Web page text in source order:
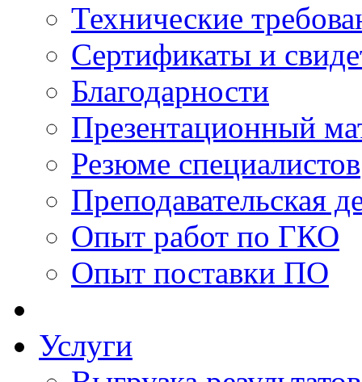
Технические
Сертификаты и
Благодарности
Презентационный
Резюме специалистов
Преподавательская
Опыт работ по ГКО
Опыт поставки ПО
Услуги